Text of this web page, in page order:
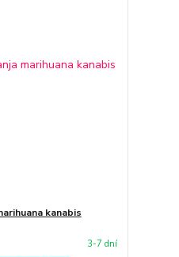
kanabis
3-7 dní